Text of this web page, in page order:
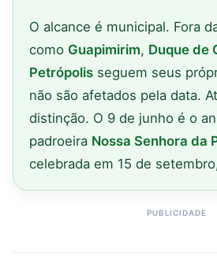
O alcance é municipal. Fora
como Guapimirim, Duque de
Petrópolis seguem seus
não são afetados pela data.
distinção. O 9 de junho é o
padroeira Nossa Senhora da
celebrada em 15 de